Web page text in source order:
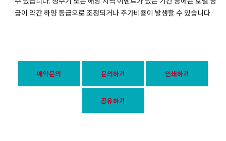
급이 약간 하양 등급으로 조정되거나 추가비용이 발생할 수 있습니다.
예약문의 문의하기 인쇄하기
공유하기